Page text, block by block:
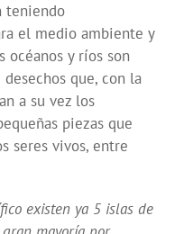
teniendo
el medio ambiente y
océanos y ríos son
que, con la
a su vez los
piezas que
seres vivos, entre
existen ya 5 islas de